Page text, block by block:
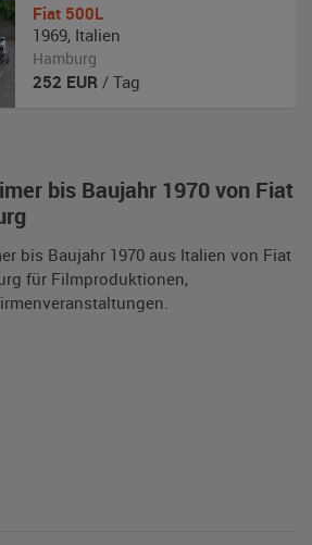
bis Baujahr 1970 von Fiat
bis Baujahr 1970 aus Italien von Fiat
für Filmproduktionen,
Fiat 500L
1969, Italien
Hamburg
252 EUR / Tag